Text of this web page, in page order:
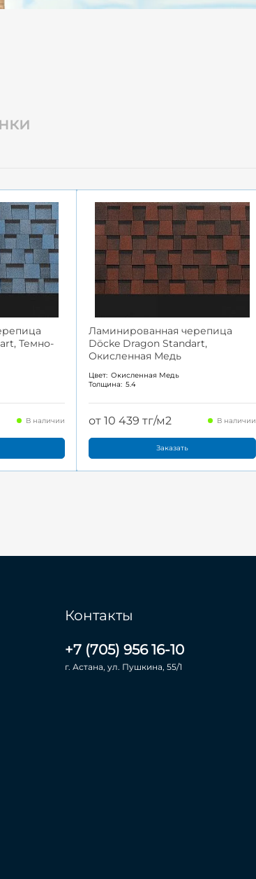
Темно-
В наличии
Ламинированная черепица
Döcke Dragon Standart,
Окисленная Медь
Цвет: Окисленная Медь
Толщина: 5.4
от 10 439 тг/м2 В наличии
Заказать
Контакты
+7 (705) 956 16-10
г. Астана, ул. Пушкина, 55/1